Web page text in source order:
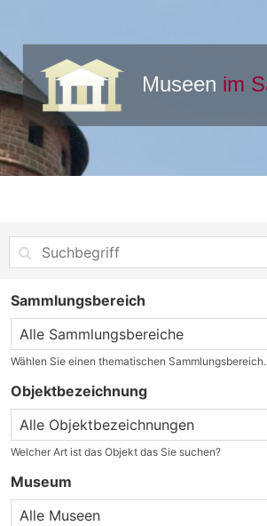
Sammlungsbereich
Wählen Sie einen thematischen Sammlungsbereich.
Objektbezeichnung
Welcher Art ist das Objekt das Sie suchen?
Museum